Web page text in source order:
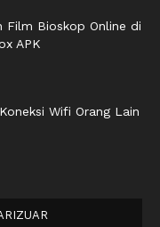
Film Bioskop Online di
APK
Wifi Orang Lain